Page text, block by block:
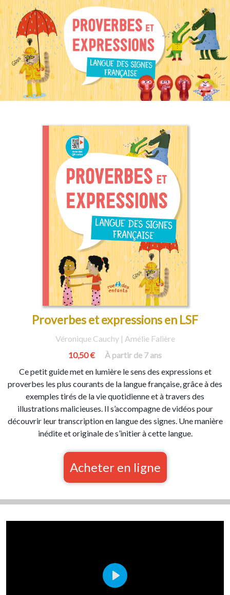
Proverbes et expressions en LSF
Véronique Cauchy | Amélie Falière
10,50 €
À partir de 7 ans
Ce petit guide met en lumière le sens des expressions et
proverbes les plus courants de la langue française, grâce à des
exemples tirés de la vie quotidienne et à travers des
illustrations malicieuses. Il s’accompagne de vidéos pour
découvrir leur transcription en langue des signes. Une manière
inédite et originale de s’initier à cette langue.
Acheter en ligne
Play